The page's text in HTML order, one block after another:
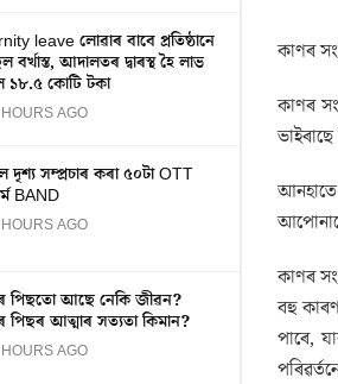
leave লোৱাৰ বাবে প্ৰতিষ্ঠানে
বৰ্খাস্ত, আদালতৰ দ্বাৰস্থ হৈ লাভ
১৮.৫ কোটি টকা
AGO
দৃশ্য সম্প্ৰচাৰ কৰা ৫০টা OTT
BAND
AGO
পিছতো আছে নেকি জীৱন?
পিছৰ আত্মাৰ সত্যতা কিমান?
AGO
কাণৰ
কাণৰ
কাণৰ
বহু
পাৰে,